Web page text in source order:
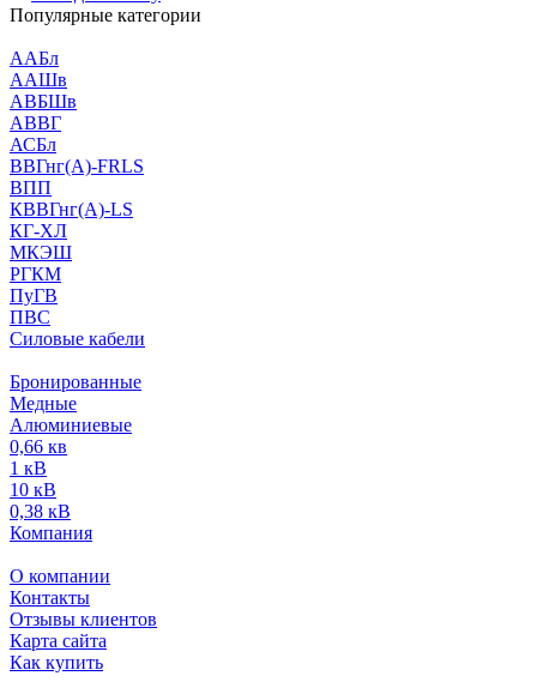
Популярные категории
ААБл
ААШв
АВБШв
АВВГ
АСБл
ВВГнг(А)-FRLS
ВПП
КВВГнг(А)-LS
КГ-ХЛ
МКЭШ
РГКМ
ПуГВ
ПВС
Силовые кабели
Бронированные
Медные
Алюминиевые
0,66 кв
1 кВ
10 кВ
0,38 кВ
Компания
О компании
Контакты
Отзывы клиентов
Карта сайта
Как купить